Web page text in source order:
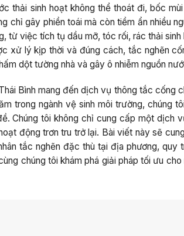
thải sinh hoạt không thể thoát đi, bốc
chỉ gây phiền toái mà còn tiềm ẩn nhiều
từ việc tích tụ dầu mỡ, tóc rối, rác thải
xử lý kịp thời và đúng cách, tắc nghẽn
dột tường nhà và gây ô nhiễm nguồn
Bình mang đến dịch vụ thông tắc cống
trong ngành vệ sinh môi trường, chúng
Chúng tôi không chỉ cung cấp một dịch
động trơn tru trở lại. Bài viết này sẽ
tắc nghẽn đặc thù tại địa phương, quy
chúng tôi khám phá giải pháp tối ưu cho